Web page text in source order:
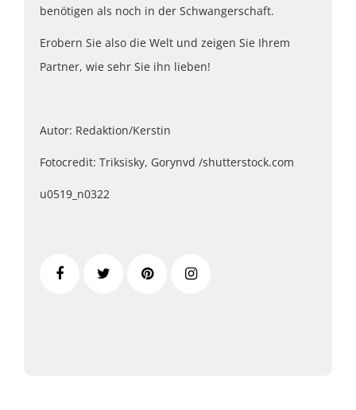
benötigen als noch in der Schwangerschaft.
Erobern Sie also die Welt und zeigen Sie Ihrem
Partner, wie sehr Sie ihn lieben!
Autor: Redaktion/Kerstin
Fotocredit: Triksisky, Gorynvd /shutterstock.com
u0519_n0322